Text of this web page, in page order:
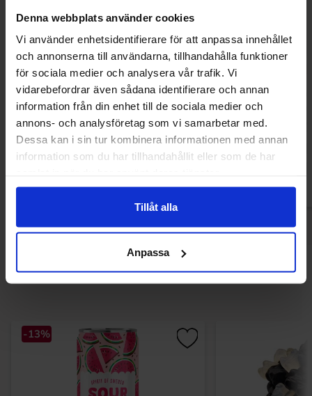
Denna webbplats använder cookies
Vi använder enhetsidentifierare för att anpassa innehållet
och annonserna till användarna, tillhandahålla funktioner
för sociala medier och analysera vår trafik. Vi
vidarebefordrar även sådana identifierare och annan
information från din enhet till de sociala medier och
annons- och analysföretag som vi samarbetar med.
Dessa kan i sin tur kombinera informationen med annan
information som du har tillhandahållit eller som de har
Tillåt alla
Anpassa
Zed Gummy Nachos & Dips 51g
23.90 kr
Køb
Mega Gummies
Andre kunne lide
-13%